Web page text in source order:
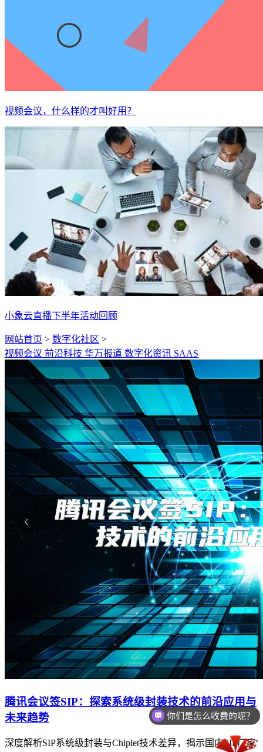
视频会议，什么样的才叫好用？
小象云直播下半年活动回顾
网站首页 > 数字化社区 >
视频会议 前沿科技 华万报道 数字化资讯 SAAS
腾讯会议签SIP：探索系统级封装技术的前沿应用与
未来趋势
深度解析SIP系统级封装与Chiplet技术差异，揭示国内SIP厂家
现在有优惠活动么？